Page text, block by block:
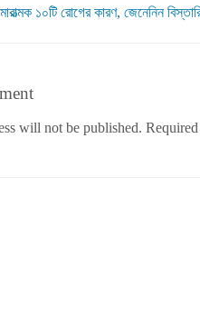
১০টি রোগের কারণ, জেনেনিন
will not be published.